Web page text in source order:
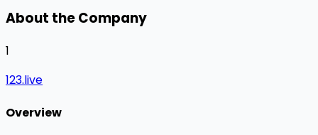
About the Company
1
123.live
Overview